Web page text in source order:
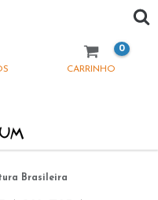
CARRINHO
0
Brasileira